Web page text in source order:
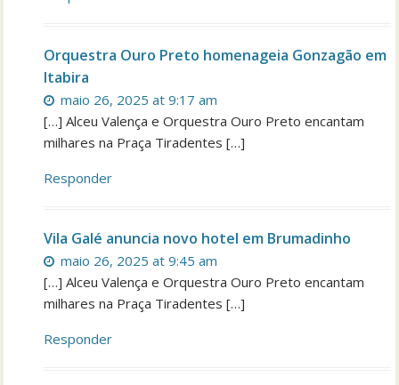
Orquestra Ouro Preto homenageia Gonzagão em
Itabira
maio 26, 2025 at 9:17 am
[…] Alceu Valença e Orquestra Ouro Preto encantam
milhares na Praça Tiradentes […]
Responder
Vila Galé anuncia novo hotel em Brumadinho
maio 26, 2025 at 9:45 am
[…] Alceu Valença e Orquestra Ouro Preto encantam
milhares na Praça Tiradentes […]
Responder